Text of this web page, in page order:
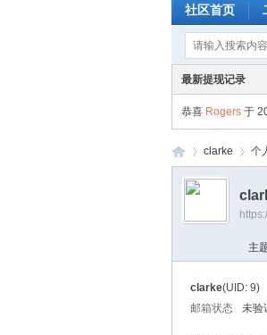
社区首页
最新提现记录
恭喜 Rogers 于
›
clarke 个
主
clarke(UID: 9)
邮箱状态
未验